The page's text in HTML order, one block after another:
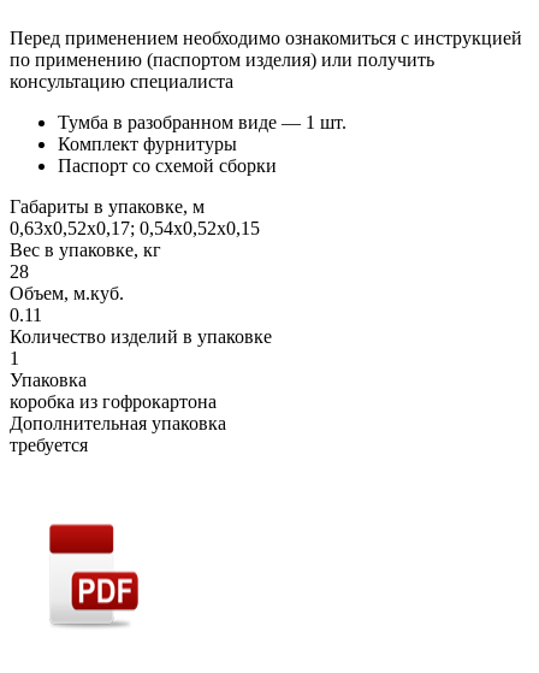
Перед применением необходимо ознакомиться с инструкцией
по применению (паспортом изделия) или получить
консультацию специалиста
Тумба в разобранном виде — 1 шт.
Комплект фурнитуры
Паспорт со схемой сборки
Габариты в упаковке, м
0,63х0,52х0,17; 0,54х0,52х0,15
Вес в упаковке, кг
28
Объем, м.куб.
0.11
Количество изделий в упаковке
1
Упаковка
коробка из гофрокартона
Дополнительная упаковка
требуется